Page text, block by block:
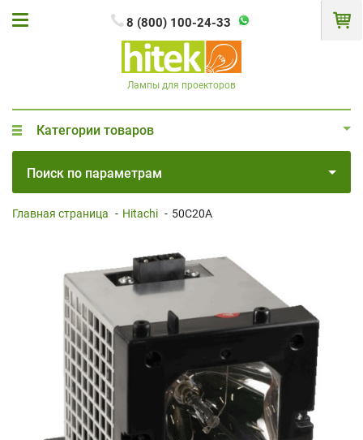
8 (800) 100-24-33
Лампы для проекторов
Категории товаров
Поиск по параметрам
Главная страница - Hitachi - 50C20A